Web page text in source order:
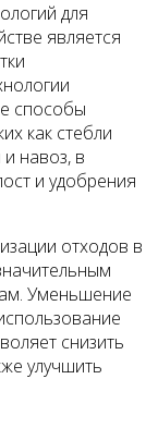
для
является
способы
как стебли
навоз, в
и удобрения
отходов в
Уменьшение
снизить
улучшить